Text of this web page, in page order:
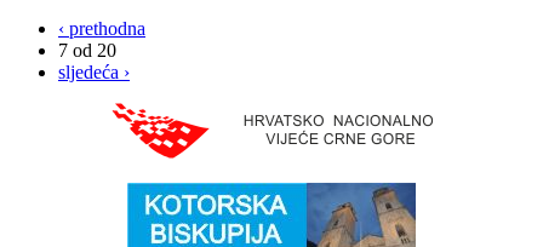
‹ prethodna
7 od 20
sljedeća ›